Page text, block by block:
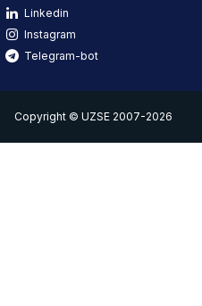
Linkedin
Instagram
Telegram-bot
Copyright © UZSE 2007-2026